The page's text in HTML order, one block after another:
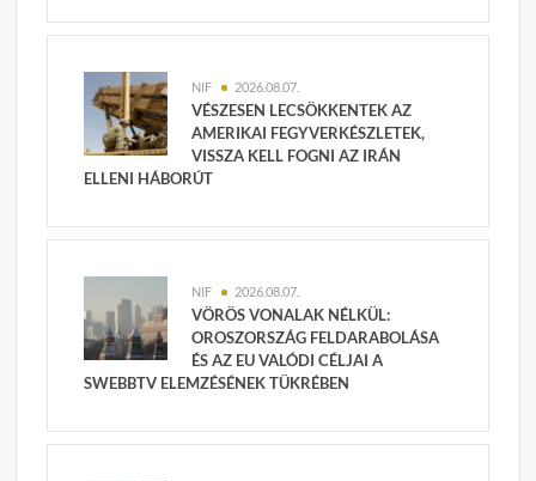
NIF 2026.08.07.
VÉSZESEN LECSÖKKENTEK AZ
AMERIKAI FEGYVERKÉSZLETEK,
VISSZA KELL FOGNI AZ IRÁN
ELLENI HÁBORÚT
NIF 2026.08.07.
VÖRÖS VONALAK NÉLKÜL:
OROSZORSZÁG FELDARABOLÁSA
ÉS AZ EU VALÓDI CÉLJAI A
SWEBBTV ELEMZÉSÉNEK TÜKRÉBEN